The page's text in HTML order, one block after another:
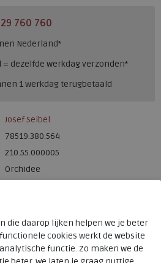
760 760
Nederland*
= dezelfde werkdag verzonden*
1 werkdag terugbetaald
Josef Seibel
78519.380.564
210.55.000005
Orchidee
nee
1.00 cm
die daarop lijken helpen we je beter
cookies werkt de website
functie. Zo maken we de